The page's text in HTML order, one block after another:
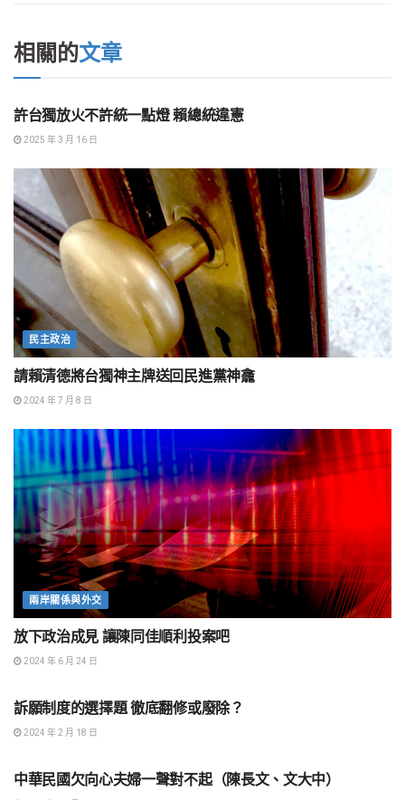
相關的文章
兩岸關係與外交
許台獨放火不許統一點燈 賴總統違憲
2025 年 3 月 16 日
民主政治
請賴清德將台獨神主牌送回民進黨神龕
2024 年 7 月 8 日
兩岸關係與外交
放下政治成見 讓陳同佳順利投案吧
2024 年 6 月 24 日
訴願制度的選擇題 徹底翻修或廢除？
2024 年 2 月 18 日
中華民國欠向心夫婦一聲對不起（陳長文、文大中）